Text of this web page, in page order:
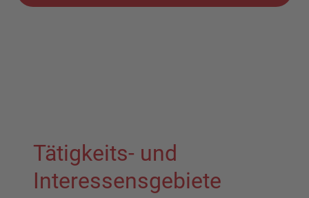
Tätigkeits- und
Interessensgebiete